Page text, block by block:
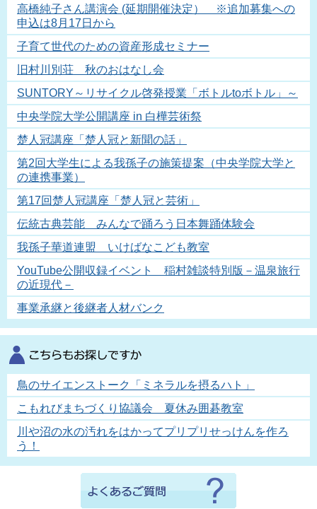
高橋純子さん講演会 (延期開催決定） ※追加募集への
申込は8月17日から
子育て世代のための資産形成セミナー
旧村川別荘 秋のおはなし会
SUNTORY～リサイクル啓発授業「ボトルtoボトル」～
中央学院大学公開講座 in 白樺芸術祭
楚人冠講座「楚人冠と新聞の話」
第2回大学生による我孫子の施策提案（中央学院大学と
の連携事業）
第17回楚人冠講座「楚人冠と芸術」
伝統古典芸能 みんなで踊ろう日本舞踊体験会
我孫子華道連盟 いけばなこども教室
YouTube公開収録イベント 稲村雑談特別版－温泉旅行
の近現代－
事業承継と後継者人材バンク
鳥のサイエンストーク「ミネラルを摂るハト」
こもれびまちづくり協議会 夏休み囲碁教室
川や沼の水の汚れをはかってプリプリせっけんを作ろ
う！